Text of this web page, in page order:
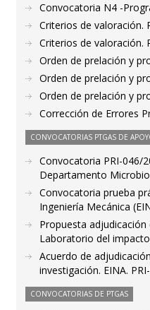
Convocatoria N4 -
Criterios de valoración.
Criterios de valoración.
Orden de prelación y
Orden de prelación y
Orden de prelación y
Corrección de Errores
CONVOCATORIAS PTGAS DE
Convocatoria PRI-046/
Departamento
Convocatoria prueba
Ingeniería Mecánica
Propuesta
Laboratorio del
Acuerdo de
investigación. EINA.
CONVOCATORIAS DE PTGAS